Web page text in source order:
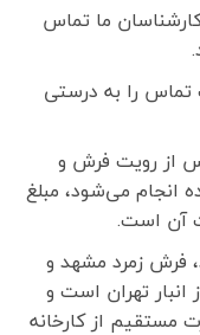
ما تماس
را به درستی
از رویت فرش و
انجام می‌شود، مبلغ
فرش زمرد مشهد و
تهران است و
مستقیم از کارخانه